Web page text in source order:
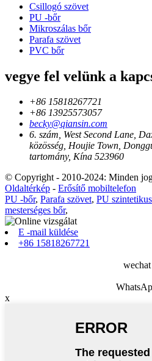
Csillogó szövet
PU -bőr
Mikroszálas bőr
Parafa szövet
PVC bőr
vegye fel velünk a
+86 15818267721
+86 13925573057
becky@qiansin.com
6. szám, West Second Lane,
közösség, Houjie Town,
tartomány, Kína 523960
© Copyright - 2010-2024: Minden
Oldaltérkép - Erősítő mobiltelefon
PU -bőr, Parafa szövet, PU
mesterséges bőr,
E -mail küldése
+86 15818267721
wechat
x